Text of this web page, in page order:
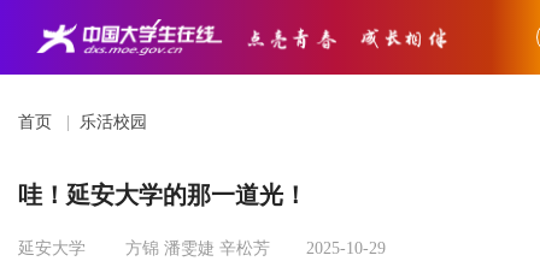
首页 乐活校园
哇！延安大学的那一道光！
延安大学 方锦 潘雯婕 辛松芳 2025-10-29